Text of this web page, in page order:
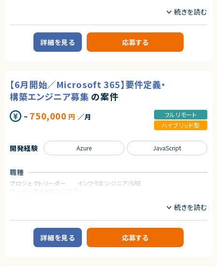
【案件概要】
ServiceNowを用いたITSM／ITOM導入プロジェクトにおいて、上流工程か
ら推進可能なエンジニア（マネージャークラス）を募集します。
ITSMを中心に、ITOM（Discovery／Event Management）や生成AI機能（No
w Assist）も含めた統合的な導入・設計を担っていただくポジションです。
・ITSMプロセス設計
Incident／Problem／Change Management
・プランニングフェーズ対応
構想策定、ロードマップ作成
・ステークホルダー調整
顧客折衝、要件整理、合意形成
Discovery、Event Managementの導入・設計支援
・Now Assist（ITSM／ITOM）の活用・導入検討
・プロジェクトマネジメント
求めるスキル
■ 必須スキル・経験
・プランニングフェーズ経験
構想策定、ロードマップ作成
・ステークホルダー調整スキル
顧客折衝、要件定義・整理
詳細を見る 応募する
【6月開始／Microsoft 365】要件定義・
構築エンジニア募集 の案件
~ 750,000 円 ／月
フルリモート
ハイブリッド型
職種
プロジェクトリーダー
インフラエンジニア/SRE
サーバーサイドエンジニア
【案件概要】
Microsoft Dynamics 365 を活用した業務システムの要件定義および構築
を担当いただく案件です。
Sales / Customer Service / Finance など主要モジュールを中心に、Data
verse や Power Platform を用いた設計・実装を行います。Dynamics 365
開発経験 Azure JavaScript
詳細を見る 応募する